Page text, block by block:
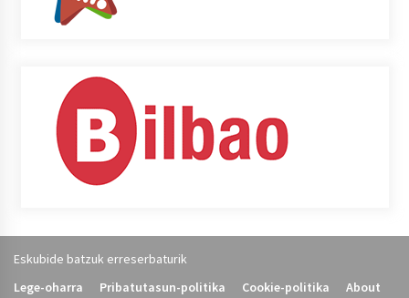
Eskubide batzuk erreserbaturik
Lege-oharra
Pribatutasun-politika Cookie-politika About